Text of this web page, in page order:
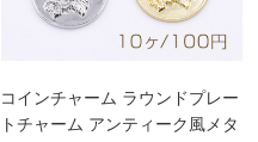
コインチャーム ラウンドプレー
トチャーム アンティーク風メタ